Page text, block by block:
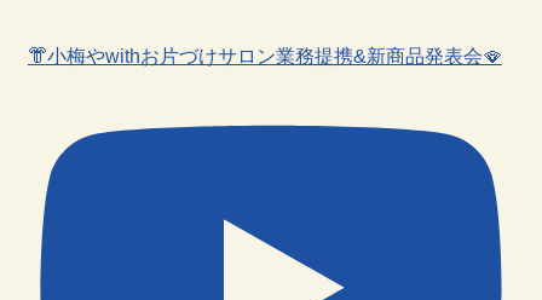
👘小梅やwithお片づけサロン業務提携&新商品発表会🪭